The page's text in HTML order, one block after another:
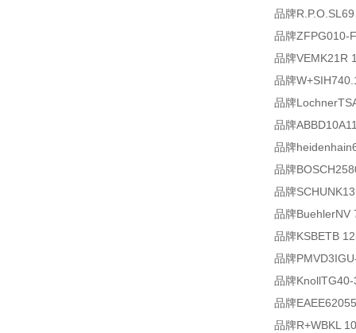
品牌
品牌ZFPG010-
品牌VEMK21R
品牌
品牌
品牌
品牌
品牌
品牌
品牌BuehlerNV
品牌KSBETB
品牌
品牌
品牌
品牌R+WBKL 10